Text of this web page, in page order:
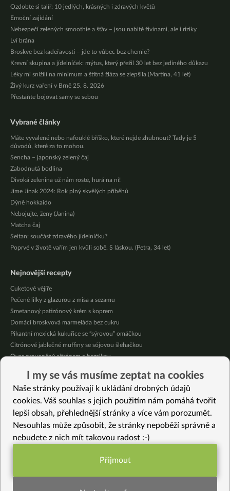
Ozdobte si talíř: 10 jedlých, krásných i zdravých květů
Emoční zajídání
Nebezpečí zelených smoothie a šťáv – jsou nabité živinami, ale i riziky
Lví brána
Broskve bez kadeřavosti – jde to vůbec bez chemie?
Krevní skupina a jídelníček: mýtus, který přežil 30 let bez jediného důkazu
Léky mi snížili na minimum a štítná žláza se zlepšila (Martina, 41 let)
Živý kurz vaření v Brně 25. 8. 2026
Přestaňte bojovat samy se sebou
Vybrané články
Máte vyvalené nebo nafouklé bříško, které nejde zhubnout? Tady je 5
důvodů, které za to mohou.
Sencha – japonský zelený čaj
Zabodnutá bodlina
Divoká zelenina už nám roste, hurá na ní!
Jíme Jinak 2024: Rok plný skvělých příběhů
Dýně hokkaido
Nebojujte, ženy (Janina)
Matcha čaj
Seitan: součást zdravého jídelníčku?
Poprvé v životě vařím jen kvůli sobě. S láskou. (Petra, 34 let)
Nejnovější recepty
Cuketové vějíře
Pečené lilky z glazurou z misa a sezamu
Smetanový patizónový krém s koprem
Domácí broskvová marmeláda bez cukru
Pikantní mexická kukuřice se “sýrovou” omáčkou
Citrónové jablečné muffiny se sójovou šlehačkou
Oves provoněný citrónem a bazalkou
Letní nudle s bambusovými výhonky
Jablečné pyré – skvělé přesnídávky bez cukru
Vybrané recepty
Jarní pampeliškové špagety aglio olio e peperoncino
Fazolový guláš s mrkví a dýní
Nadýchané špaldové rohlíky z LM kvásku
I my se vás musíme zeptat na cookies
Naše stránky používají k ukládání drobných údajů
cookies. Váš souhlas s jejich použitím nám pomáhá tvořit
lepší obsah, přehlednější stránky a více vám porozumět.
Nesouhlas může způsobit, že stránky nepoběží správně a
nebudete z nich mít takovou radost :-)
Funkční nastavení potřebujeme (vždy
Přijmout